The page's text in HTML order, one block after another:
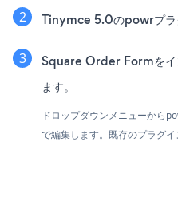
Tinymce 5.0のpowrプラ
Square Order Formをイ
ます。
ドロップダウンメニューから
で編集します。既存のプラグイ